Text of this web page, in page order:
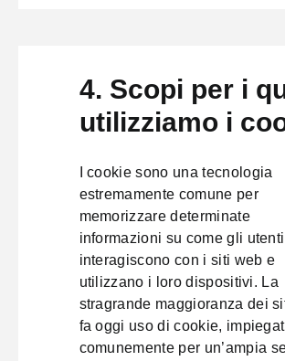
4. Scopi per i
utilizziamo i
I cookie sono una tecnologia
estremamente comune per
memorizzare determinate
informazioni su come gli utenti
interagiscono con i siti web e
utilizzano i loro dispositivi. La
stragrande maggioranza dei
fa oggi uso di cookie,
comunemente per un’ampia